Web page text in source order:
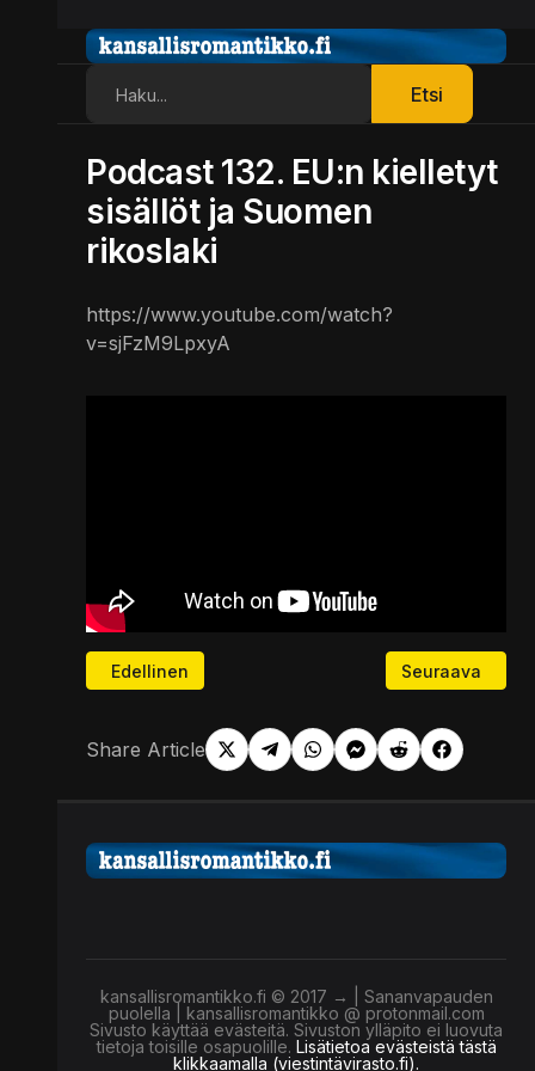
Etsi
Podcast 132. EU:n kielletyt
sisällöt ja Suomen
rikoslaki
https://www.youtube.com/watch?
v=sjFzM9LpxyA
Edellinen artikkeli: Tyrnävä Show LIVE:
Edellinen Seuraava
Seuraava
Share Article
kansallisromantikko.fi © 2017 → | Sananvapauden
puolella | kansallisromantikko @ protonmail.com
Sivusto käyttää evästeitä. Sivuston ylläpito ei luovuta
tietoja toisille osapuolille. Lisätietoa evästeistä tästä
klikkaamalla (viestintävirasto.fi).